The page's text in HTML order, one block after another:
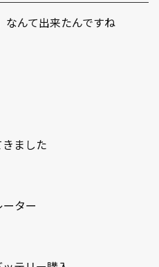
なんて出来たんですね
ました
ター